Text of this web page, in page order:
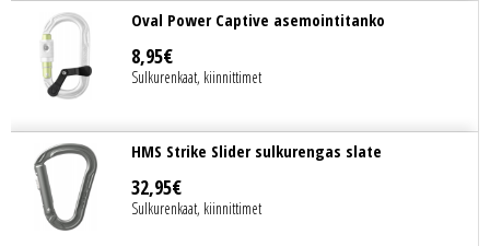
Oval Power Captive asemointitanko
8,95€
Sulkurenkaat, kiinnittimet
HMS Strike Slider sulkurengas slate
32,95€
Sulkurenkaat, kiinnittimet